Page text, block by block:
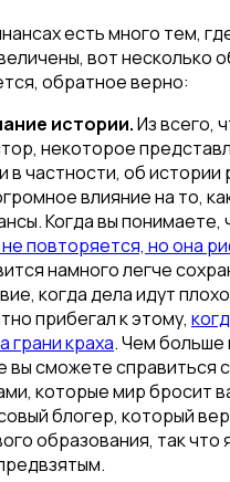
есть много тем,
вот несколько
обратное верно:
истории.Из всего,
некоторое
в частности, об истории
влияние на то,
Когда вы понимаете,
повторяется, но она
намного легче
когда дела идут
прибегал к этому,
грани краха. Чем больше
вы сможете справиться
которые мир бросит
блогер, который
образования, так что